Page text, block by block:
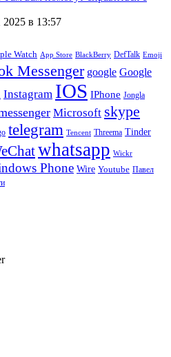
в 13:57
Watch App Store BlackBerry DefTalk Emoji
Messenger google Google
Instagram IOS IPhone Jongla
Microsoft skype
telegram Tencent Threema Tinder
whatsapp Wickr
Phone Wire Youtube Павел